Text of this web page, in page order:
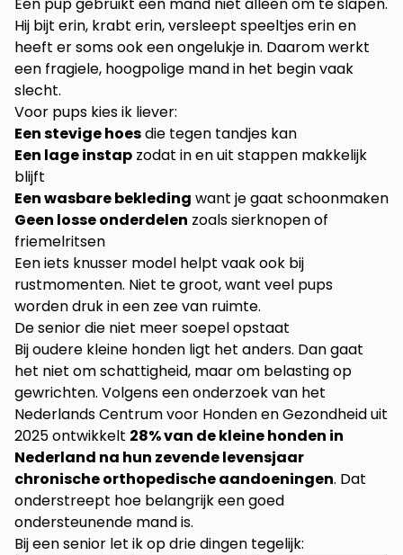
Hij bijt erin, krabt erin, versleept speeltjes erin en
heeft er soms ook een ongelukje in. Daarom werkt
een fragiele, hoogpolige mand in het begin vaak
slecht.
Voor pups kies ik liever:
Een stevige hoesdie tegen tandjes kan
Een lage instap zodat in en uit stappen makkelijk
blijft
Een wasbare bekleding want je gaat schoonmaken
Geen losse onderdelen zoals sierknopen of
friemelritsen
Een iets knusser model helpt vaak ook bij
rustmomenten. Niet te groot, want veel pups
worden druk in een zee van ruimte.
De senior die niet meer soepel opstaat
Bij oudere kleine honden ligt het anders. Dan gaat
het niet om schattigheid, maar om belasting op
gewrichten. Volgens een onderzoek van het
Nederlands Centrum voor Honden en Gezondheid uit
2025 ontwikkelt 28% van de kleine honden in
Nederland na hun zevende levensjaar
chronische orthopedische aandoeningen. Dat
onderstreept hoe belangrijk een goed
ondersteunende mand is.
Bij een senior let ik op drie dingen tegelijk: